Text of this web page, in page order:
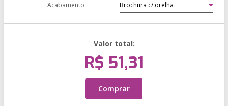
Acabamento
Valor total:
R$ 51,31
Comprar